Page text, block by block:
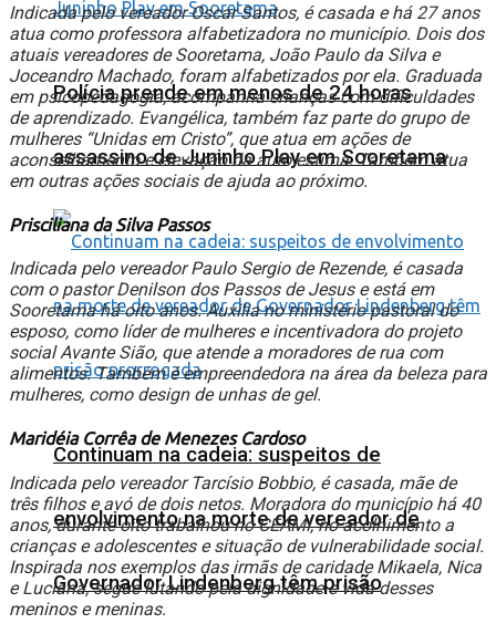
Polícia prende em menos de 24 horas
assassino de Juninho Play em Sooretama
Continuam na cadeia: suspeitos de
envolvimento na morte de vereador de
Governador Lindenberg têm prisão
Indicada pelo vereador Oscar Santos, é casada e há 27 anos
atua como professora alfabetizadora no município. Dois dos
atuais vereadores de Sooretama, João Paulo da Silva e
Joceandro Machado, foram alfabetizados por ela. Graduada
em psicopedagogia, acompanha crianças com dificuldades
de aprendizado. Evangélica, também faz parte do grupo de
mulheres “Unidas em Cristo”, que atua em ações de
aconselhamento e elevação da auto estima. Também atua
em outras ações sociais de ajuda ao próximo.
Prisciliana da Silva Passos
Indicada pelo vereador Paulo Sergio de Rezende, é casada
com o pastor Denilson dos Passos de Jesus e está em
Sooretama há oito anos. Auxilia no ministério pastoral do
esposo, como líder de mulheres e incentivadora do projeto
social Avante Sião, que atende a moradores de rua com
alimentos. Também é empreendedora na área da beleza para
mulheres, como design de unhas de gel.
Maridéia Corrêa de Menezes Cardoso
Indicada pelo vereador Tarcísio Bobbio, é casada, mãe de
três filhos e avó de dois netos. Moradora do município há 40
anos, durante oito trabalhou no CEAMI, no acolhimento a
crianças e adolescentes e situação de vulnerabilidade social.
Inspirada nos exemplos das irmãs de caridade Mikaela, Nica
e Luciana, segue lutando pela dignidade e vida desses
meninos e meninas.